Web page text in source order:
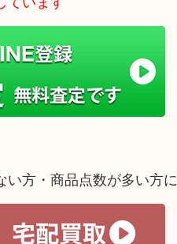
方・商品点数が多い方